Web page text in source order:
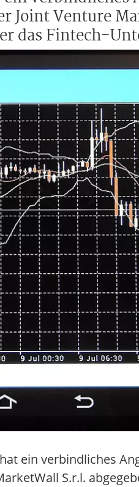
Joint Venture
das Fintech-
ein verbindliches
S.r.l.